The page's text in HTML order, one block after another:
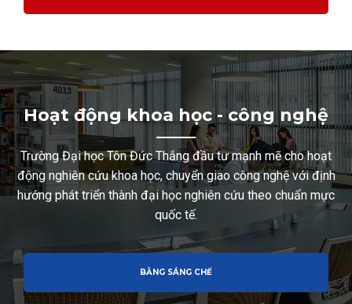
Hoạt động khoa học - công nghệ
Trường Đại học Tôn Đức Thắng đầu tư mạnh mẽ cho hoạt
động nghiên cứu khoa học, chuyển giao công nghệ với định
hướng phát triển thành đại học nghiên cứu theo chuẩn mực
quốc tế.
BẰNG SÁNG CHẾ